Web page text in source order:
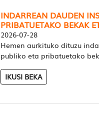
INDARREAN DAUDEN
PRIBATUETAKO BEKAK
2026-07-28
Hemen aurkituko dituzu
publiko eta pribatuetako
IKUSI BEKA